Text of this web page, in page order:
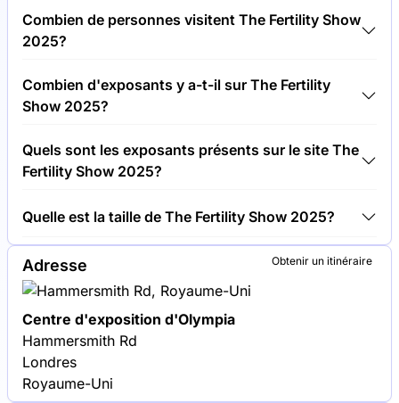
Les billets pour The Fertility Show 2025 coûtent
20,00 € par visiteur.
Combien de personnes visitent The Fertility Show
2025?
Environ 5 000 personnes participent au site The
Fertility Show 2025.
Combien d'exposants y a-t-il sur The Fertility
Show 2025?
Environ 100 exposants sont présents sur le site The
Fertility Show 2025.
Quels sont les exposants présents sur le site The
Fertility Show 2025?
Companies font partie des entreprises qui exposent
sur le site The Fertility Show 2025.
Quelle est la taille de The Fertility Show 2025?
The Fertility Show 2025 couvre une surface
d'exposition de 5 000 mètres carrés.
Obtenir un itinéraire
Adresse
Centre d'exposition d'Olympia
Hammersmith Rd
Londres
Royaume-Uni